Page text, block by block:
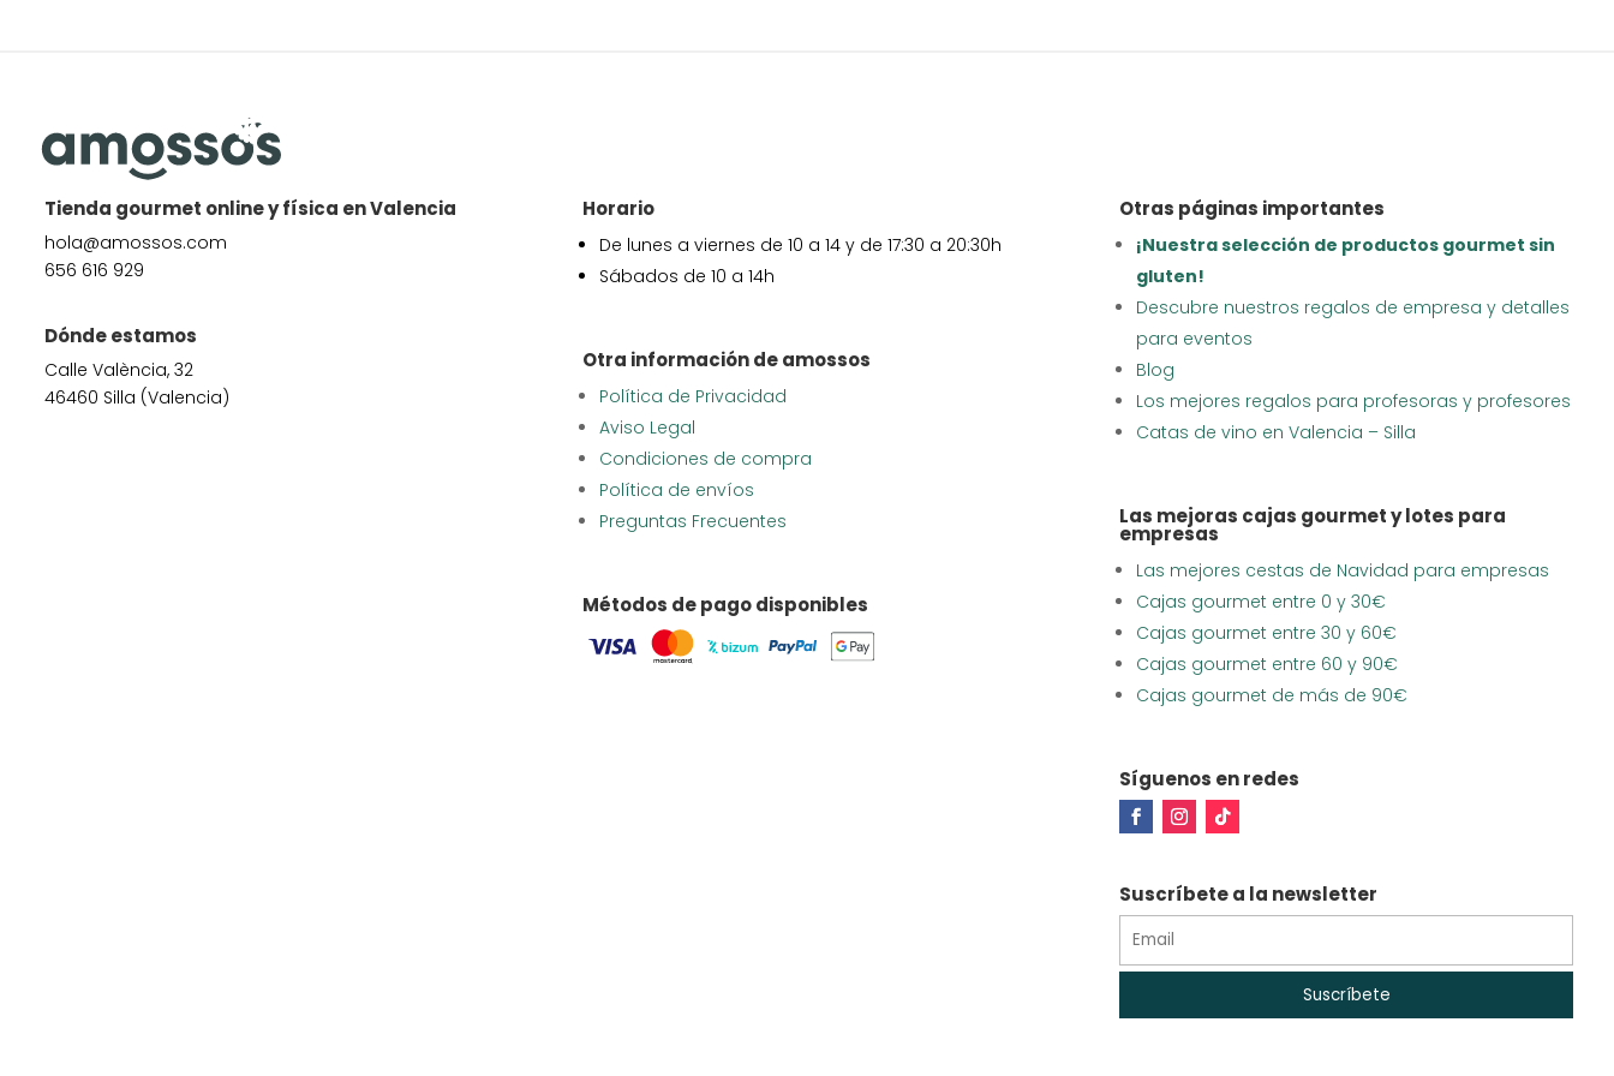
Tienda gourmet online y física en Valencia
hola@amossos.com
656 616 929
Dónde estamos
Calle València, 32
46460 Silla (Valencia)
Horario
De lunes a viernes de 10 a 14 y de 17:30 a 20:30h
Sábados de 10 a 14h
Otra información de amossos
Política de Privacidad
Aviso Legal
Condiciones de compra
Política de envíos
Preguntas Frecuentes
Métodos de pago disponibles
Otras páginas importantes
¡Nuestra selección de productos gourmet sin
gluten!
Descubre nuestros regalos de empresa y detalles
para eventos
Blog
Los mejores regalos para profesoras y profesores
Catas de vino en Valencia – Silla
Las mejoras cajas gourmet y lotes para
empresas
Las mejores cestas de Navidad para empresas
Cajas gourmet entre 0 y 30€
Cajas gourmet entre 30 y 60€
Cajas gourmet entre 60 y 90€
Cajas gourmet de más de 90€
Síguenos en redes
Suscríbete a la newsletter